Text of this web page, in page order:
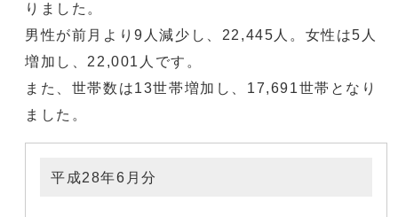
りました。
男性が前月より9人減少し、22,445人。女性は5人
増加し、22,001人です。
また、世帯数は13世帯増加し、17,691世帯となり
ました。
平成28年6月分